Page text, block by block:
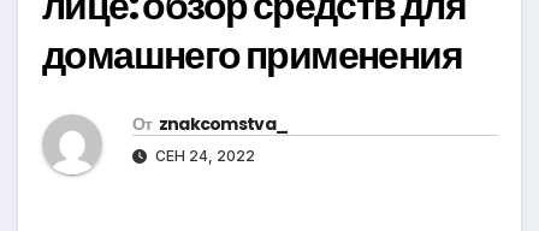
домашнего применения
От znakcomstva_
СЕН 24, 2022